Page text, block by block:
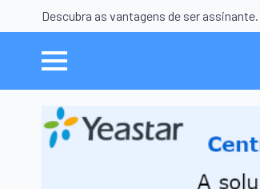
Descubra as vantagens de ser assinante.